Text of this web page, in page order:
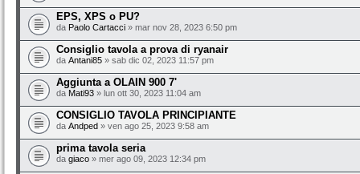
EPS, XPS o PU?
da Paolo Cartacci » mar nov 28, 2023 6:50 pm
Consiglio tavola a prova di ryanair
da Antani85 » sab dic 02, 2023 11:57 pm
Aggiunta a OLAIN 900 7'
da Mati93 » lun ott 30, 2023 11:04 am
CONSIGLIO TAVOLA PRINCIPIANTE
da Andped » ven ago 25, 2023 9:58 am
prima tavola seria
da giaco » mer ago 09, 2023 12:34 pm